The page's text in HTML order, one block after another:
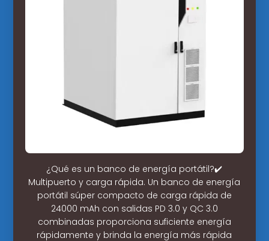
¿Qué es un banco de energía portátil?✔️
Multipuerto y carga rápida. Un banco de energía
portátil súper compacto de carga rápida de
24000 mAh con salidas PD 3.0 y QC 3.0
combinadas proporciona suficiente energía
rápidamente y brinda la energía más rápida